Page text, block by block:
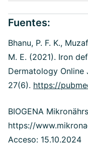
Fuentes:
Bhanu, P. F. K.,
M. E. (2021). Iron
Dermatology Online
27(6). https://
BIOGENA
https://
Acceso: 15.10.2024